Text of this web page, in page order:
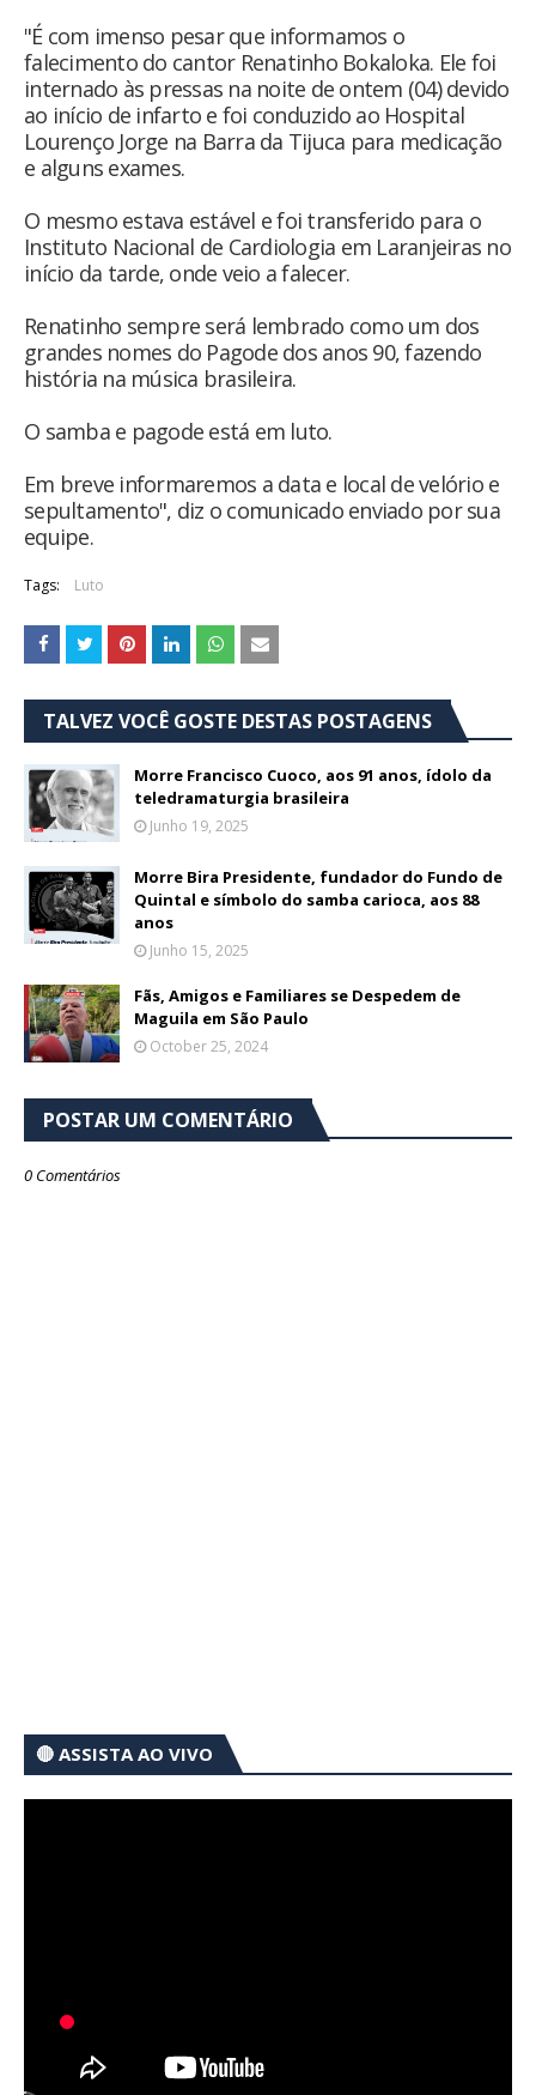
"É com imenso pesar que informamos o
falecimento do cantor Renatinho Bokaloka. Ele foi
internado às pressas na noite de ontem (04) devido
ao início de infarto e foi conduzido ao Hospital
Lourenço Jorge na Barra da Tijuca para medicação
e alguns exames.
O mesmo estava estável e foi transferido para o
Instituto Nacional de Cardiologia em Laranjeiras no
início da tarde, onde veio a falecer.
Renatinho sempre será lembrado como um dos
grandes nomes do Pagode dos anos 90, fazendo
história na música brasileira.
O samba e pagode está em luto.
Em breve informaremos a data e local de velório e
sepultamento", diz o comunicado enviado por sua
equipe.
Tags: Luto
TALVEZ VOCÊ GOSTE DESTAS POSTAGENS
Morre Francisco Cuoco, aos 91 anos, ídolo da
teledramaturgia brasileira
Junho 19, 2025
Morre Bira Presidente, fundador do Fundo de
Quintal e símbolo do samba carioca, aos 88
anos
Junho 15, 2025
Fãs, Amigos e Familiares se Despedem de
Maguila em São Paulo
October 25, 2024
POSTAR UM COMENTÁRIO
0 Comentários
🔴 ASSISTA AO VIVO